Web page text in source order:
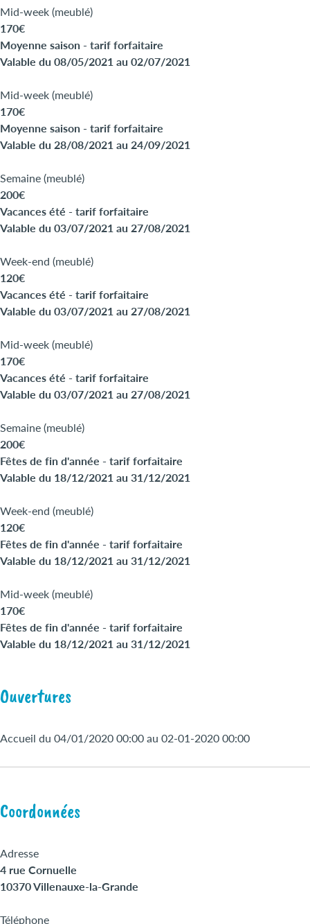
Mid-week (meublé)
170€
Moyenne saison - tarif forfaitaire
Valable du 08/05/2021 au 02/07/2021
Mid-week (meublé)
170€
Moyenne saison - tarif forfaitaire
Valable du 28/08/2021 au 24/09/2021
Semaine (meublé)
200€
Vacances été - tarif forfaitaire
Valable du 03/07/2021 au 27/08/2021
Week-end (meublé)
120€
Vacances été - tarif forfaitaire
Valable du 03/07/2021 au 27/08/2021
Mid-week (meublé)
170€
Vacances été - tarif forfaitaire
Valable du 03/07/2021 au 27/08/2021
Semaine (meublé)
200€
Fêtes de fin d'année - tarif forfaitaire
Valable du 18/12/2021 au 31/12/2021
Week-end (meublé)
120€
Fêtes de fin d'année - tarif forfaitaire
Valable du 18/12/2021 au 31/12/2021
Mid-week (meublé)
170€
Fêtes de fin d'année - tarif forfaitaire
Valable du 18/12/2021 au 31/12/2021
Ouvertures
Accueil du 04/01/2020 00:00 au 02-01-2020 00:00
Coordonnées
Adresse
4 rue Cornuelle
10370 Villenauxe-la-Grande
Téléphone